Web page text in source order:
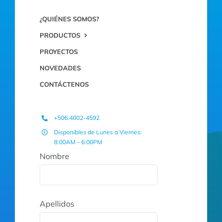
¿QUIÉNES SOMOS?
PRODUCTOS
PROYECTOS
NOVEDADES
CONTÁCTENOS
+506.4002-4592
Disponibles de Lunes a Viernes:
8:00AM – 6:00PM
Nombre
Apellidos